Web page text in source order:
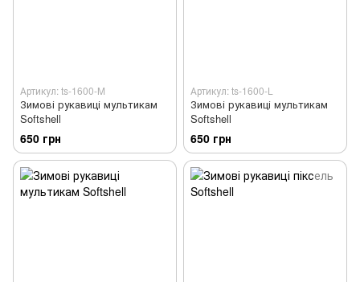
Артикул: ts-1600-M
Зимові рукавиці мультикам
Softshell
650 грн
Артикул: ts-1600-L
Зимові рукавиці мультикам
Softshell
650 грн